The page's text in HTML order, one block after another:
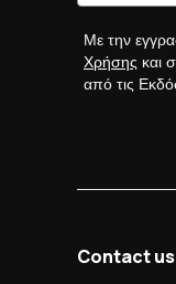
Με την
Χρήσης και
από τις
Contact us